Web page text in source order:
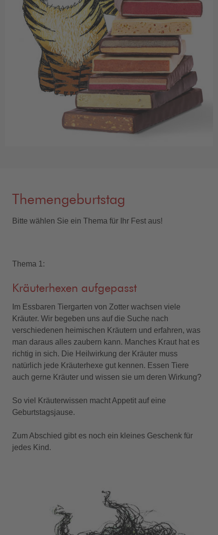
Themengeburtstag
Bitte wählen Sie ein Thema für Ihr Fest aus!
Thema 1:
Kräuterhexen aufgepasst
Im Essbaren Tiergarten von Zotter wachsen viele
Kräuter. Wir begeben uns auf die Suche nach
verschiedenen heimischen Kräutern und erfahren, was
man daraus alles zaubern kann. Manches Kraut hat es
richtig in sich. Die Heilwirkung der Kräuter muss
natürlich jede Kräuterhexe gut kennen. Essen Tiere
auch gerne Kräuter und wissen sie um deren Wirkung?
So viel Kräuterwissen macht Appetit auf eine
Geburtstagsjause.
Zum Abschied gibt es noch ein kleines Geschenk für
jedes Kind.